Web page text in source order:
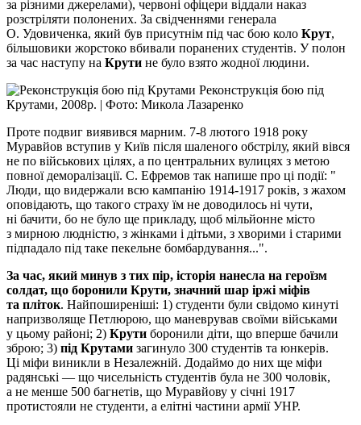
за різними джерелами), червоні офіцери віддали наказ
розстріляти полонених. За свідченнями генерала
О. Удовиченка, який був присутнім під час бою коло Крут,
більшовики жорстоко вбивали поранених студентів. У полон
за час наступу на Крути не було взято жодної людини.
Реконструкція бою під
Крутами, 2008р. | Фото: Микола Лазаренко
Проте подвиг виявився марним. 7-8 лютого 1918 року
Муравйов вступив у Київ після шаленого обстрілу, який вівся
не по військових цілях, а по центральних вулицях з метою
повної деморалізації. С. Ефремов так напише про ці події: "
Люди, що видержали всю кампанію 1914-1917 років, з жахом
оповідають, що такого страху їм не доводилось ні чути,
ні бачити, бо не було ще прикладу, щоб мільйонне місто
з мирною людністю, з жінками і дітьми, з хворими і старими
підпадало під таке пекельне бомбардування...".
За час, який минув з тих пір, історія нанесла на героїзм
солдат, що боронили Крути, значний шар іржі міфів
та пліток. Найпоширеніші: 1) студенти були свідомо кинуті
напризволяще Петлюрою, що маневрував своїми військами
у цьому районі; 2) Крути боронили діти, що вперше бачили
зброю; 3) під Крутами загинуло 300 студентів та юнкерів.
Ці міфи виникли в Незалежній. Додаймо до них ще міфи
радянські — що чисельність студентів була не 300 чоловік,
а не менше 500 багнетів, що Муравйову у січні 1917
протистояли не студенти, а елітні частини армії УНР.